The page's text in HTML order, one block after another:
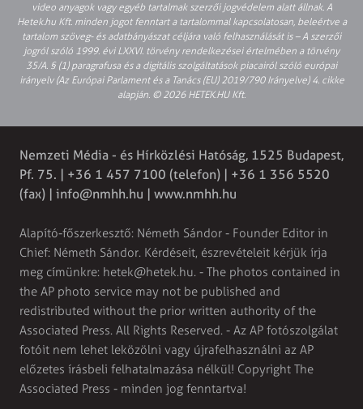
video anyagok vagy egyéb tartalmak szerzői jogvédelem alatt állnak. A
Hetek.hu Kft. minden jogot fenntart a tartalommal kapcsolatosan, beleértve a
tartalom szöveg- és adatbányászat céljára való felhasználását is – A szerzői
jogról szóló 1999. évi LXXVI. törvény rendelkezései értelmében a törvény
35/A. § (1) paragrafusa és a digitális szolgáltatások piacairól szóló európai
irányelv (Az Európai Parlament és a Tanács (EU) 2019/790 Irányelve) 4. cikke
alapján. © 2026 HETEK.HU Kft.
Nemzeti Média - és Hírközlési Hatóság, 1525 Budapest,
Pf. 75. | +36 1 457 7100 (telefon) | +36 1 356 5520
(fax) | info@nmhh.hu | www.nmhh.hu
Alapító-főszerkesztő: Németh Sándor - Founder Editor in
Chief: Németh Sándor. Kérdéseit, észrevételeit kérjük írja
meg címünkre: hetek@hetek.hu. - The photos contained in
the AP photo service may not be published and
redistributed without the prior written authority of the
Associated Press. All Rights Reserved. - Az AP fotószolgálat
fotóit nem lehet leközölni vagy újrafelhasználni az AP
előzetes írásbeli felhatalmazása nélkül! Copyright The
Associated Press - minden jog fenntartva!